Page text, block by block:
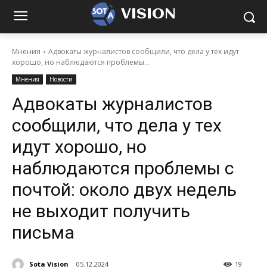
VISION
Мнения
Адвокаты журналистов сообщили, что дела у тех идут
хорошо, но наблюдаются проблемы...
Мнения Новости
Адвокаты журналистов
сообщили, что дела у тех
идут хорошо, но
наблюдаются проблемы с
почтой: около двух недель
не выходит получить
письма
Sota Vision 05.12.2024 19